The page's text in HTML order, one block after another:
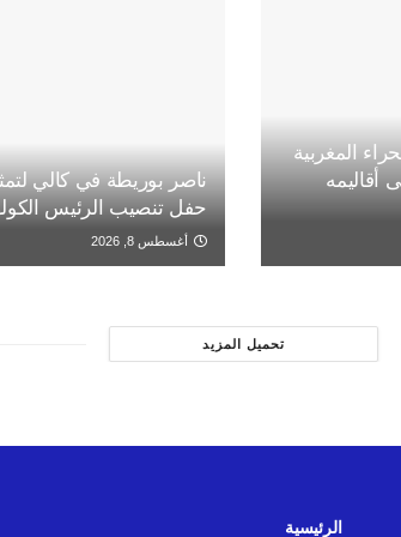
المغربية
أقاليمه
ناصر بوريطة في كالي
حفل تنصيب الرئيس
أغسطس 8, 2026
تحميل المزيد
الرئيسية